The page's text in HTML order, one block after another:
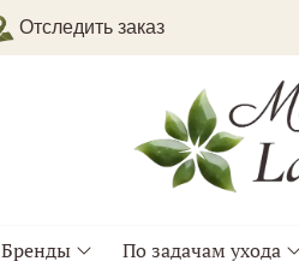
Отследить заказ
Бренды По задачам ухода